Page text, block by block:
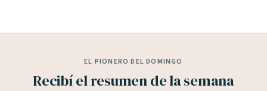
EL PIONERO DEL DOMINGO
Recibí el resumen de la semana